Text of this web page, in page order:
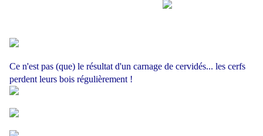
Ce n'est pas (que) le résultat d'un carnage de cervidés... les cerfs
perdent leurs bois régulièrement !